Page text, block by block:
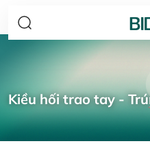
Kiều hối trao tay -